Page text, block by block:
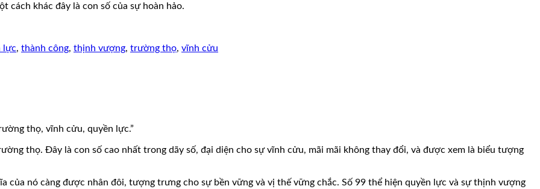
cách khác đây là con số của sự hoàn hảo.
lực, thành công, thịnh vượng, trường thọ, vĩnh cửu
thọ, vĩnh cửu, quyền lực.”
thọ. Đây là con số cao nhất trong dãy số, đại diện cho sự vĩnh cửu, mãi mãi không thay đổi, và được xem là biểu tượng
của nó càng được nhân đôi, tượng trưng cho sự bền vững và vị thế vững chắc. Số 99 thể hiện quyền lực và sự thịnh vượng